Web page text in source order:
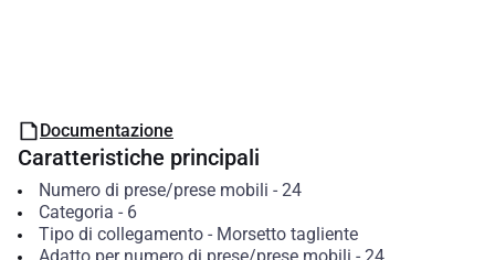
Documentazione
Caratteristiche principali
Numero di prese/prese mobili - 24
Categoria - 6
Tipo di collegamento- Morsetto tagliente